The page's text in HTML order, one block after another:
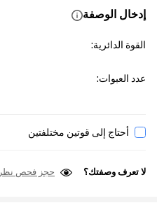
إدخال الوصفة
القوة الدائرية:
عدد العبوات:
أحتاج إلى قوتين مختلفتين
لا تعرف وصفتك؟ حجز فحص نظر